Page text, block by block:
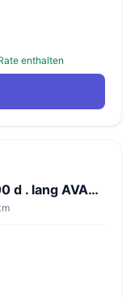
enthalten
Mercedes-Benz V-Klasse V 300 d . lang AVANTGARDE